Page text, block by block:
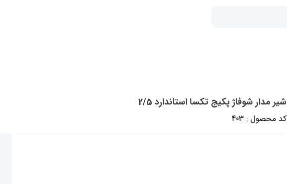
شیر مدار شوفاژ پکیج تکسا استاندارد 2/5
کد محصول : 403